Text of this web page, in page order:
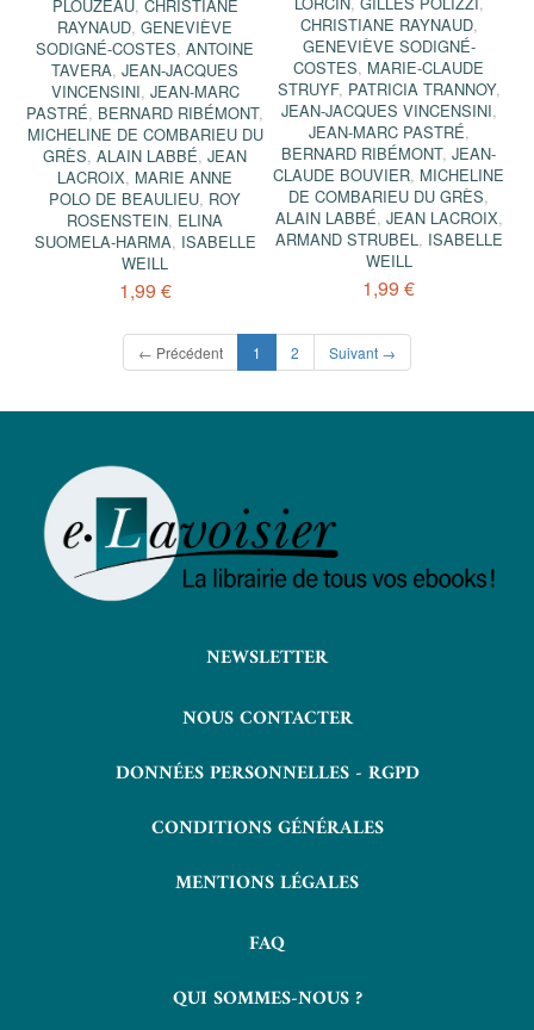
PLOUZEAU, CHRISTIANE
RAYNAUD,GENEVIÈVE
SODIGNÉ-COSTES,ANTOINE
TAVERA,JEAN-JACQUES
VINCENSINI, JEAN-MARC
PASTRÉ, BERNARD RIBÉMONT,
MICHELINE DE COMBARIEU DU
GRÈS,ALAIN LABBÉ,JEAN
LACROIX, MARIE ANNE
POLO DE BEAULIEU, ROY
ROSENSTEIN, ELINA
SUOMELA-HARMA, ISABELLE
WEILL
1,99 €
CHRISTIANE RAYNAUD,
GENEVIÈVE SODIGNÉ-
COSTES, MARIE-CLAUDE
STRUYF, PATRICIA TRANNOY,
JEAN-JACQUES VINCENSINI,
JEAN-MARC PASTRÉ,
BERNARD RIBÉMONT,JEAN-
CLAUDE BOUVIER, MICHELINE
DE COMBARIEU DU GRÈS,
ALAIN LABBÉ, JEAN LACROIX,
ARMAND STRUBEL, ISABELLE
WEILL
1,99 €
← Précédent 1 (current)
2 Suivant →
NEWSLETTER
NOUS CONTACTER
DONNÉES PERSONNELLES - RGPD
CONDITIONS GÉNÉRALES
MENTIONS LÉGALES
FAQ
QUI SOMMES-NOUS ?